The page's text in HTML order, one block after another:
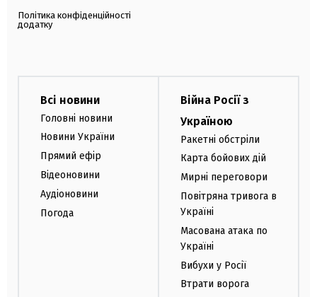
Політика конфіденційності
додатку
Всі новини
Головні новини
Новини України
Прямий ефір
Відеоновини
Аудіоновини
Погода
Війна Росії з
Україною
Ракетні обстріли
Карта бойових дій
Мирні переговори
Повітряна тривога в
Україні
Масована атака по
Україні
Вибухи у Росії
Втрати ворога